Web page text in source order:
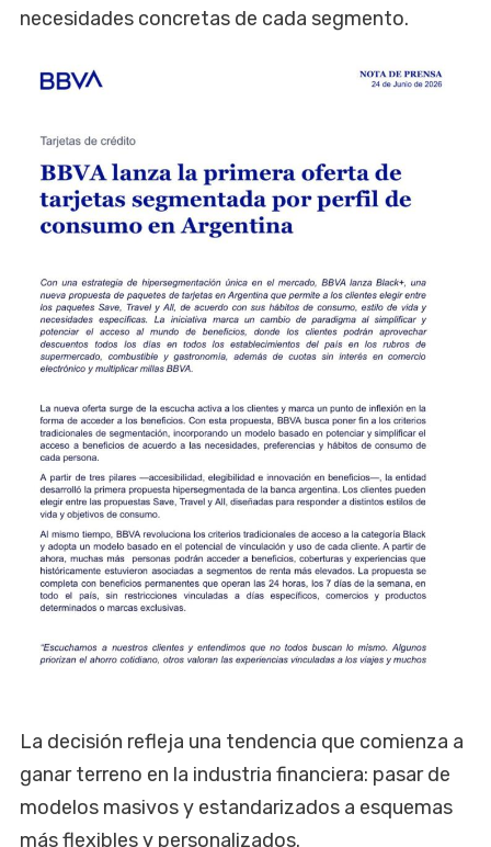
necesidades concretas de cada segmento.
La decisión refleja una tendencia que comienza a
ganar terreno en la industria financiera: pasar de
modelos masivos y estandarizados a esquemas
más flexibles y personalizados.